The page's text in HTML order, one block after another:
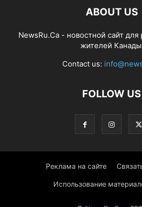
ABOUT US
NewsRu.Ca - новостной сайт
жителей
Contact us:
FOLLOW US
Реклама на сайте
Использование